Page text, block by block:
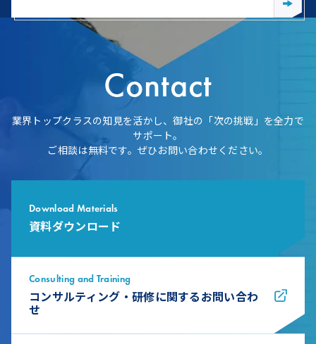
Contact
業界トップクラスの知見を活かし、御社の「次の挑戦」を全力で
サポート。
ご相談は無料です。ぜひお問い合わせください。
Download Materials
資料ダウンロード
Consulting and Training
コンサルティング・研修に関するお問い合わ
せ